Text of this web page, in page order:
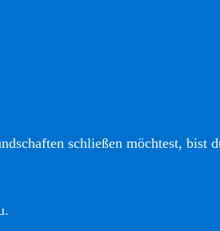
schließen möchtest, bist